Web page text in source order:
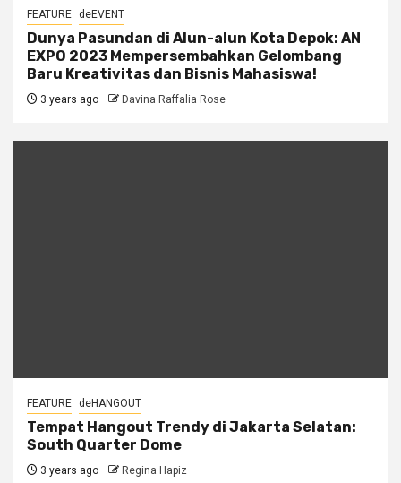
FEATURE deEVENT
Dunya Pasundan di Alun-alun Kota Depok: AN
EXPO 2023 Mempersembahkan Gelombang
Baru Kreativitas dan Bisnis Mahasiswa!
3 years ago Davina Raffalia Rose
FEATURE deHANGOUT
Tempat Hangout Trendy di Jakarta Selatan:
South Quarter Dome
3 years ago Regina Hapiz